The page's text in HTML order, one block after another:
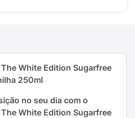
White Edition Sugarfree
250ml
no seu dia com o
White Edition Sugarfree